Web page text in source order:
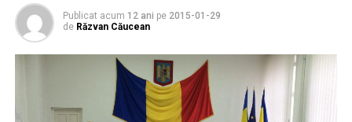
Publicat acum 12 ani pe 2015-01-29
de Răzvan Căucean